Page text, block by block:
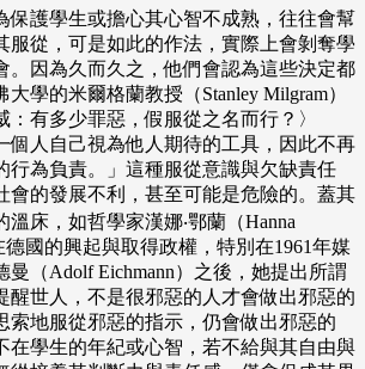
保護學生或擔心其心智不成熟，往往會幫
服從，可是如此的作法，實際上會剝奪學
。因為久而久之，他們會認為這些決定都
學的米爾格蘭教授（Stanley Milgram）
：有多少罪惡，假服從之名而行？〉
個人自己視為他人期待的工具，因此不再
行為負責。」這種服從意識與欠缺責任
會的發展不利，甚至可能是危險的。蓋其
床，如哲學家漢娜‧鄂蘭（Hanna
德國的興起與取得政權，特別在1961年媒
曼（Adolf Eichmann）之後，她提出所謂
醒世人，不是很邪惡的人才會做出邪惡的
索地服從邪惡的指示，仍會做出邪惡的
在學生的年紀或心智，若不給與其自由與